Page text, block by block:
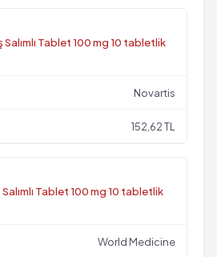
Salımlı Tablet 100 mg 10 tabletlik
Novartis
152,62 TL
Salımlı Tablet 100 mg 10 tabletlik
World Medicine